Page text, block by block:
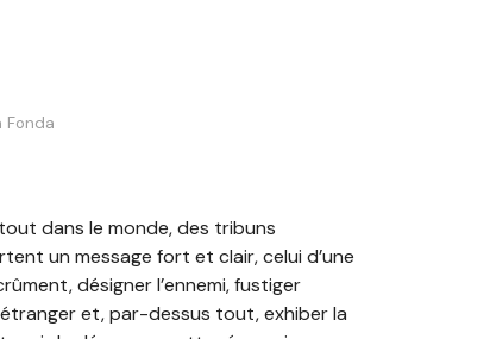
Fonda
dans le monde, des tribuns
un message fort et clair, celui d’une
désigner l’ennemi, fustiger
et, par-dessus tout, exhiber la